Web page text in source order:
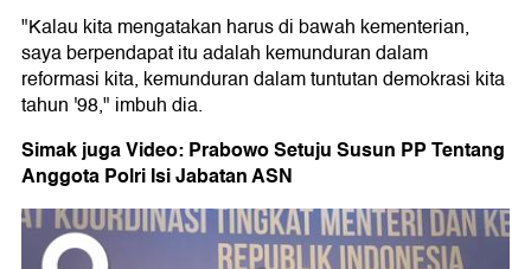
"Kalau kita mengatakan harus di bawah kementerian,
saya berpendapat itu adalah kemunduran dalam
reformasi kita, kemunduran dalam tuntutan demokrasi kita
tahun '98," imbuh dia.
Simak juga Video: Prabowo Setuju Susun PP Tentang
Anggota Polri Isi Jabatan ASN